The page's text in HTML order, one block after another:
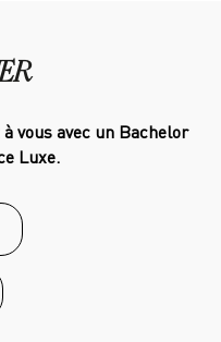
vous avec un Bachelor
Luxe.